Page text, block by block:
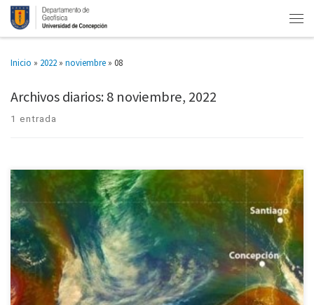
Inicio » 2022 » noviembre » 08
Archivos diarios:8 noviembre, 2022
1 entrada
Estudios: grado académico de doctor(a) en meteorología, climatología,
ciencias atmosféricas, geofísica, física o algún campo relacionado.
Información y link de postulación, aquí:
https://udec.trabajando.cl/empleos/ofertas/5354926/Cod–FCM-05–
Academico–Jornada-completa-.html